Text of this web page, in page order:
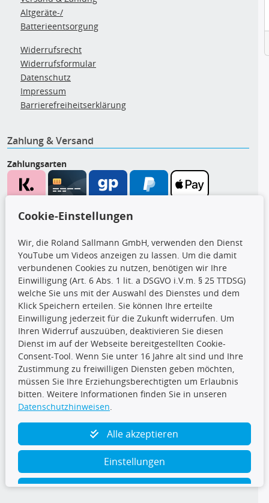
Altgeräte-/
Batterieentsorgung
Widerrufsrecht
Widerrufsformular
Datenschutz
Impressum
Barrierefreiheitserklärung
Zahlung & Versand
Zahlungsarten
CARAT Gruppe
Folge uns
TecDoc Inside
Cookie-Einstellungen
Wir, die Roland Sallmann GmbH, verwenden den Dienst
YouTube um Videos anzeigen zu lassen. Um die damit
verbundenen Cookies zu nutzen, benötigen wir Ihre
Einwilligung (Art. 6 Abs. 1 lit. a DSGVO i.V.m. § 25 TTDSG)
welche Sie uns mit der Auswahl des Dienstes und dem
Klick Speichern erteilen. Sie können Ihre erteilte
Einwilligung jederzeit für die Zukunft widerrufen. Um
Ihren Widerruf auszuüben, deaktivieren Sie diesen
Dienst im auf der Webseite bereitgestellten Cookie-
Consent-Tool. Wenn Sie unter 16 Jahre alt sind und Ihre
Zustimmung zu freiwilligen Diensten geben möchten,
müssen Sie Ihre Erziehungsberechtigten um Erlaubnis
bitten. Weitere Informationen finden Sie in unseren
Datenschutzhinweisen
Alle akzeptieren
Einstellungen
Ablehnen